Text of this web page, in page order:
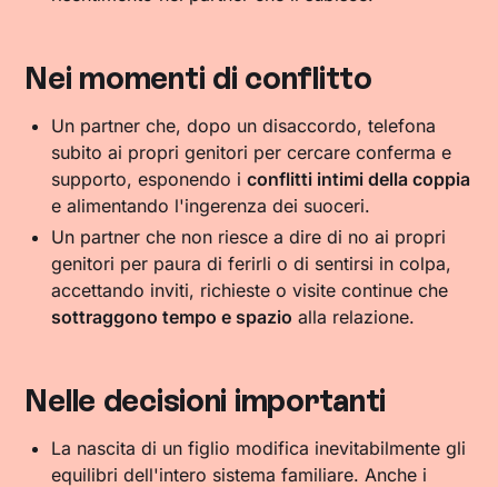
Nei momenti di conflitto
Un partner che, dopo un disaccordo, telefona
subito ai propri genitori per cercare conferma e
supporto, esponendo iconflitti intimi della coppia
e alimentando l'ingerenza dei suoceri.
Un partner che non riesce a dire di no ai propri
genitori per paura di ferirli o di sentirsi in colpa,
accettando inviti, richieste o visite continue che
sottraggono tempo e spazio alla relazione.
Nelle decisioni importanti
La nascita di un figlio modifica inevitabilmente gli
equilibri dell'intero sistema familiare. Anche i